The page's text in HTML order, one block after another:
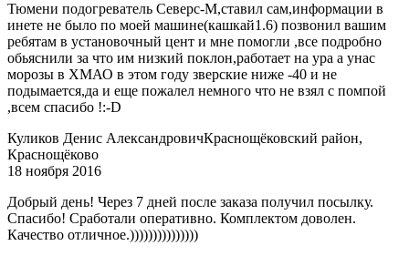
Тюмени подогреватель Северс-М,ставил сам,информации в
инете не было по моей машине(кашкай1.6) позвонил вашим
ребятам в установочный цент и мне помогли ,все подробно
обьяснили за что им низкий поклон,работает на ура а унас
морозы в ХМАО в этом году зверские ниже -40 и не
подымается,да и еще пожалел немного что не взял с помпой
,всем спасибо !:-D
Куликов Денис АлександровичКраснощёковский район,
Краснощёково
18 ноября 2016
Добрый день! Через 7 дней после заказа получил посылку.
Спасибо! Сработали оперативно. Комплектом доволен.
Качество отличное.)))))))))))))))